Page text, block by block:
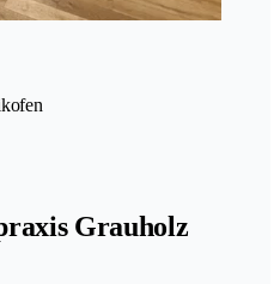
Grauholz